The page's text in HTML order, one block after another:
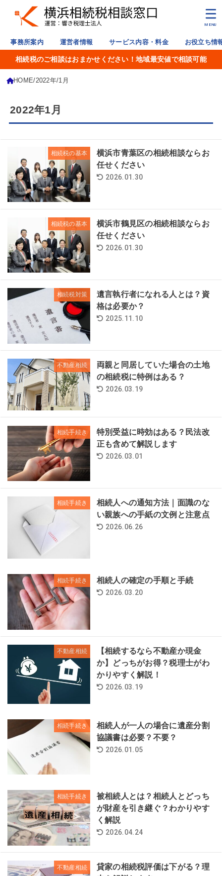
事務所案内 運営者情報 サービス内容・料金 お役立ち情
MENU
相続税のご相談はおまかせください！地域最安値で相談可能
HOME 2022年 1月
2022年1月
相続税の基本
横浜市青葉区の相続相談ならお
任せください
2026.01.30
相続税の基本
横浜市鶴見区の相続相談ならお
任せください
2026.01.30
相続税対策
遺言執行者になれる人とは？資
格は必要か？
2025.11.10
不動産相続
両親と同居していた場合の土地
の相続税に特例はある？
2026.03.19
相続手続き
特別受益に時効はある？民法改
正も含めて解説します
2026.03.01
相続手続き
相続人への通知方法｜面識のな
い親族への手紙の文例と注意点
2026.06.26
相続手続き 相続人の確定の手順と手続
2026.03.20
不動産相続
【相続するなら不動産か現金
か】どっちがお得？税理士がわ
かりやすく解説！
2026.03.19
相続手続き
相続人が一人の場合に遺産分割
協議書は必要？不要？
2026.01.05
相続手続き
被相続人とは？相続人とどっち
が財産を引き継ぐ？わかりやす
く解説
2026.04.24
不動産相続
貸家の相続税評価は下がる？理